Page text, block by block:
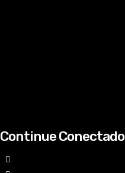
Continue Conectado